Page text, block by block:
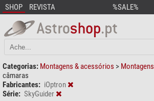
SHOP REVISTA %SALE%
Categorias: Montagens & acessórios > Montagens
câmaras
Fabricantes: iOptron
Série: SkyGuider